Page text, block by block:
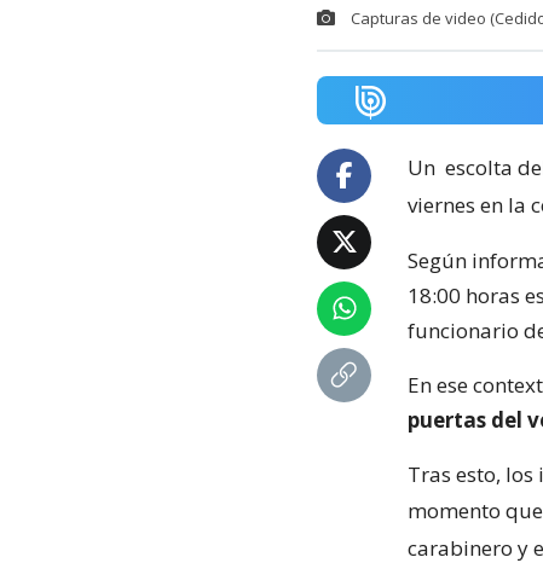
Capturas de video
Un escolta
viernes en la
Según
18:00 horas
funcionario
En ese
puertas del
Tras esto,
momento que
carabinero y